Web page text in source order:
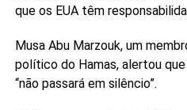
que os EUA têm
Musa Abu Marzouk, um
político do Hamas, alertou
“não passará em silêncio”.